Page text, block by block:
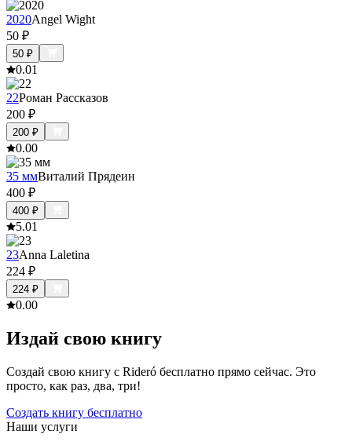
2020Angel Wight
50 ₽
50 ₽
0.01
22Роман Рассказов
200 ₽
200 ₽
0.00
35 ммВиталий Прядеин
400 ₽
400 ₽
5.01
23Anna Laletina
224 ₽
224 ₽
0.00
Издай свою книгу
Создай свою книгу с Rideró бесплатно прямо сейчас. Это
просто, как раз, два, три!
Создать книгу бесплатно
Наши услуги